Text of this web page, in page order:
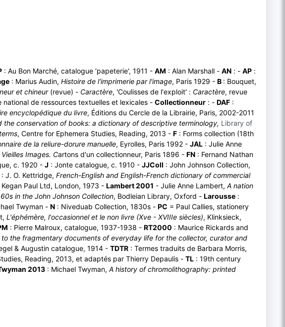
: Au Bon Marché, catalogue ‘papeterie', 1911 - AM : Alan Marshall - AN: - AP:
: Marius Audin, Histoire de l'imprimerie par l'image, Paris 1929 - B : Bouquet,
et chineur(revue) - Caractère, 'Coulisses de l'exploit' : Caractère, revue
de ressources textuelles et lexicales - Collectionneur: - DAF:
encyclopédique du livre, Éditions du Cercle de la Librairie, Paris, 2002-2011
the conservation of books: a dictionary of descriptive terminology, Library of
, Centre for Ephemera Studies, Reading, 2013 - F: Forms collection (18th
de la reliure-dorure manuelle, Eyrolles, Paris 1992 - JAL: Julie Anne
Images. Cartons d'un collectionneur, Paris 1896 - FN: Fernand Nathan
c. 1920 - J : Jonte catalogue, c. 1910 - JJColl : John Johnson Collection,
J. O. Kettridge, French-English and English-French dictionary of commercial
Paul Ltd, London, 1973 - Lambert 2001 - Julie Anne Lambert, A nation
in the John Johnson Collection, Bodleian Library, Oxford - Larousse:
Twyman - N: Niveduab Collection, 1830s - PC = Paul Callies, stationery
L'éphémère, l'occasionnel et le non livre (Xve - XVIIIe siècles), Klinksieck,
: Pierre Malroux, catalogue, 1937-1938 - RT2000 : Maurice Rickards and
to the fragmentary documents of everyday life for the collector, curator and
& Augustin catalogue, 1914 - TDTR: Termes traduits de Barbara Morris,
Reading, 2013, et adaptés par Thierry Depaulis - TL: 19th century
2013: Michael Twyman, A history of chromolithography: printed